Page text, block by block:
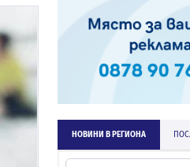
НОВИНИ В РЕГИОНА